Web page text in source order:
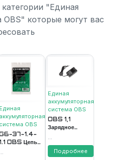
"Единая
ОВS" которые могут вас
Единая
аккумуляторная
система ОВS
37-1.4-
OBS Цепь
Единая
аккумуляторная
система ОВS
OBS 1,1
Зарядное
...
Подробнее